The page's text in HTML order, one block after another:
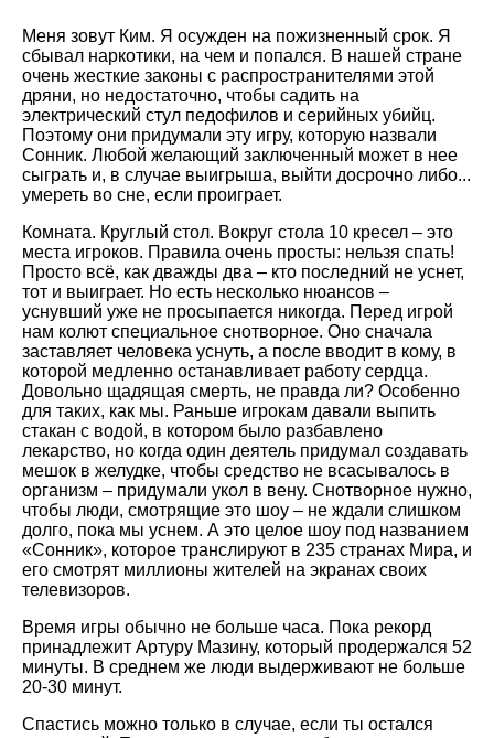
Меня зовут Ким. Я осужден на пожизненный срок. Я
сбывал наркотики, на чем и попался. В нашей стране
очень жесткие законы с распространителями этой
дряни, но недостаточно, чтобы садить на
электрический стул педофилов и серийных убийц.
Поэтому они придумали эту игру, которую назвали
Сонник. Любой желающий заключенный может в нее
сыграть и, в случае выигрыша, выйти досрочно либо...
умереть во сне, если проиграет.
Комната. Круглый стол. Вокруг стола 10 кресел – это
места игроков. Правила очень просты: нельзя спать!
Просто всё, как дважды два – кто последний не уснет,
тот и выиграет. Но есть несколько нюансов –
уснувший уже не просыпается никогда. Перед игрой
нам колют специальное снотворное. Оно сначала
заставляет человека уснуть, а после вводит в кому, в
которой медленно останавливает работу сердца.
Довольно щадящая смерть, не правда ли? Особенно
для таких, как мы. Раньше игрокам давали выпить
стакан с водой, в котором было разбавлено
лекарство, но когда один деятель придумал создавать
мешок в желудке, чтобы средство не всасывалось в
организм – придумали укол в вену. Снотворное нужно,
чтобы люди, смотрящие это шоу – не ждали слишком
долго, пока мы уснем. А это целое шоу под названием
«Сонник», которое транслируют в 235 странах Мира, и
его смотрят миллионы жителей на экранах своих
телевизоров.
Время игры обычно не больше часа. Пока рекорд
принадлежит Артуру Мазину, который продержался 52
минуты. В среднем же люди выдерживают не больше
20-30 минут.
Спастись можно только в случае, если ты остался